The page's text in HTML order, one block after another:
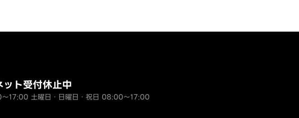
ット受付休止中
17:00 土曜日・日曜日・祝日 08:00～17:00